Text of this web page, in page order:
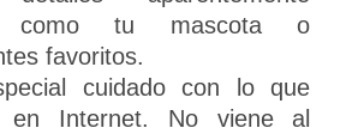
como tu mascota o
favoritos.
cuidado con lo que
en Internet. No viene al